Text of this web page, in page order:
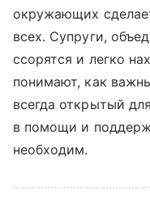
окружающих
всех. Супруги,
ссорятся и легко
понимают, как
всегда открытый
в помощи и
необходим.